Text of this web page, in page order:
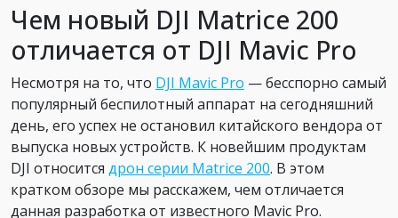
Обзоры
Чем новый DJI Matrice 200
отличается от DJI Mavic Pro
Несмотря на то, что DJI Mavic Pro — бесспорно самый
популярный беспилотный аппарат на сегодняшний
день, его успех не остановил китайского вендора от
выпуска новых устройств. К новейшим продуктам
DJI относится дрон серии Matrice 200. В этом
кратком обзоре мы расскажем, чем отличается
данная разработка от известного Mavic Pro.